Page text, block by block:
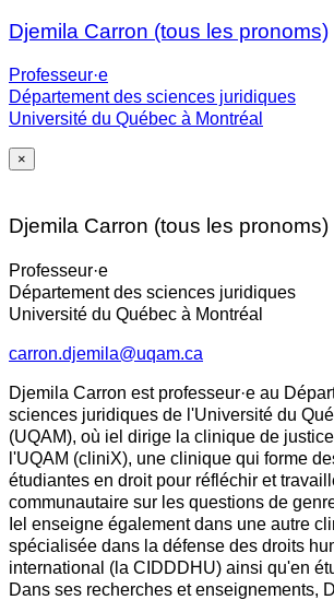
Djemila Carron (tous les pronoms)
Professeur·e
Département des sciences juridiques
Université du Québec à Montréal
×
Djemila Carron (tous les pronoms)
Professeur·e
Département des sciences juridiques
Université du Québec à Montréal
carron.djemila@uqam.ca
Djemila Carron est professeur·e au
sciences juridiques de l'Université du
(UQAM), où iel dirige la clinique de
l'UQAM (cliniX), une clinique qui forme
étudiantes en droit pour réfléchir et
communautaire sur les questions de
Iel enseigne également dans une autre
spécialisée dans la défense des droits
international (la CIDDDHU) ainsi qu'en
Dans ses recherches et enseignements,